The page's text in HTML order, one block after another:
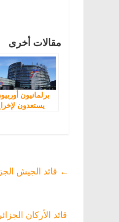
مقالات أخرى
برلمانيون
يستعدون
← قائد الجيش
قائد الأركان